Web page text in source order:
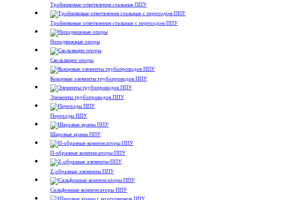
Тройниковые ответвления стальные ППУ
Тройниковые ответвления стальные с переходом ППУ
Неподвижные опоры
Скользящие опоры
Концевые элементы трубопроводов ППУ
Элементы трубопроводов ППУ
Переходы ППУ
Шаровые краны ППУ
П-образные компенсаторы ППУ
Z-образные элементы ППУ
Сильфонные компенсаторы ППУ